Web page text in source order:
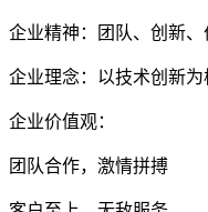
企业精神：团队、创新、
企业理念：以技术创新为
企业价值观：
团队合作，激情拼搏